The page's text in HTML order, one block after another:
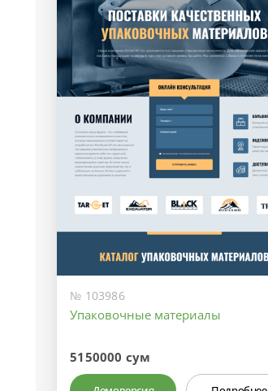
№ 103986
Упаковочные материалы
5150000 сум